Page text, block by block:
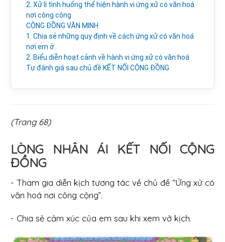
2. Xử lí tình huống thể hiện hành vi ứng xử có văn hoá
nơi công cộng
CỘNG ĐỒNG VĂN MINH
1. Chia sẻ những quy định về cách ứng xử có văn hoá
nơi em ở.
2. Biểu diễn hoạt cảnh về hành vi ứng xử có văn hoá
Tự đánh giá sau chủ đề KẾT NỐI CỘNG ĐỒNG
(Trang 68)
LÒNG NHÂN ÁI KẾT NỐI CỘNG
ĐỒNG
- Tham gia diễn kịch tương tác về chủ đề “Ứng xử có
văn hoá nơi công cộng”.
- Chia sẻ cảm xúc của em sau khi xem vở kịch.